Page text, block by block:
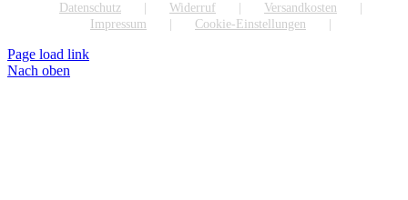
Datenschutz
Widerruf
Versandkosten
Impressum
Cookie-Einstellungen
Page load link
Nach oben